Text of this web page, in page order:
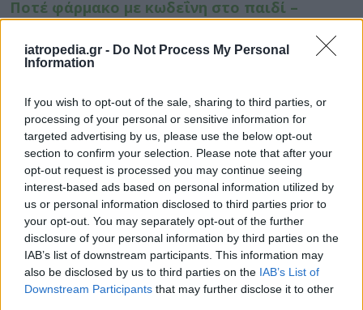
iatropedia.gr - Do Not Process My Personal
Information
If you wish to opt-out of the sale, sharing to third parties, or
processing of your personal or sensitive information for
targeted advertising by us, please use the below opt-out
section to confirm your selection. Please note that after your
opt-out request is processed you may continue seeing
interest-based ads based on personal information utilized by
us or personal information disclosed to third parties prior to
your opt-out. You may separately opt-out of the further
disclosure of your personal information by third parties on the
IAB’s list of downstream participants. This information may
also be disclosed by us to third parties on the IAB’s List of
Downstream Participants that may further disclose it to other
Ποτέ φάρμακο με κωδεΐνη στο παιδί –
Γιατί ο βήχας χειροτερεύει το βράδυ και τι
Πιθανό σημάδι καρδιακής ανεπάρκειας αν
προσέξετε αυτό την στιγμή που βήχετε